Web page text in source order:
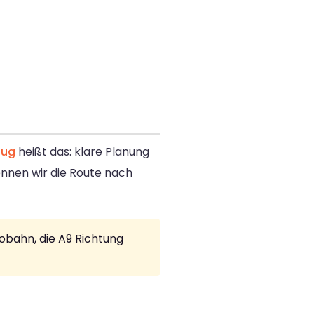
heißt das: klare Planung
wir die Route nach
die A9 Richtung